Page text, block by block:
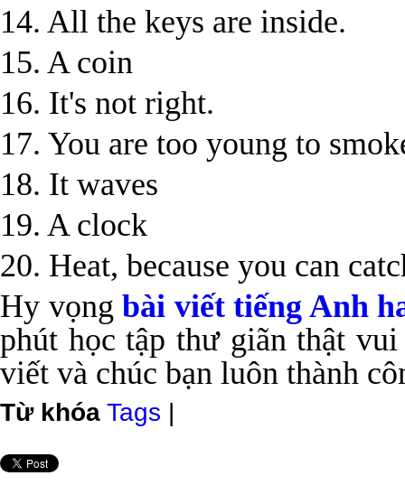
14. All the keys are inside.
15. A coin
16. It's not right.
17. You are too young to
18. It waves
19. A clock
20. Heat, because you can
Hy vọng bài viết tiếng Anh
phút học tập thư giãn thật
viết và chúc bạn luôn thành
Từ khóa Tags |